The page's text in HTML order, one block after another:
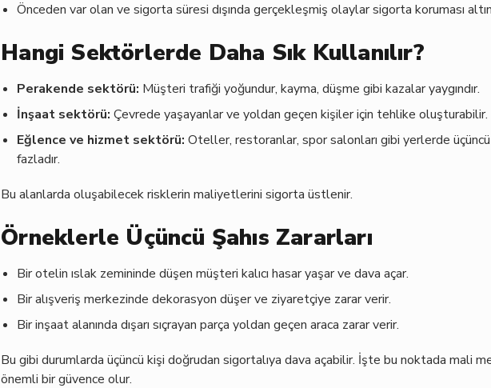
Önceden var olan ve sigorta süresi dışında gerçekleşmiş olaylar sigorta koruması
Hangi Sektörlerde Daha Sık Kullanılır?
Perakende sektörü: Müşteri trafiği yoğundur, kayma, düşme gibi kazalar yaygındır.
İnşaat sektörü: Çevrede yaşayanlar ve yoldan geçen kişiler için tehlike oluşturabilir.
Eğlence ve hizmet sektörü: Oteller, restoranlar, spor salonları gibi yerlerde
fazladır.
Bu alanlarda oluşabilecek risklerin maliyetlerini sigorta üstlenir.
Örneklerle Üçüncü Şahıs Zararları
Bir otelin ıslak zemininde düşen müşteri kalıcı hasar yaşar ve dava açar.
Bir alışveriş merkezinde dekorasyon düşer ve ziyaretçiye zarar verir.
Bir inşaat alanında dışarı sıçrayan parça yoldan geçen araca zarar verir.
Bu gibi durumlarda üçüncü kişi doğrudan sigortalıya dava açabilir. İşte bu noktada mali
önemli bir güvence olur.